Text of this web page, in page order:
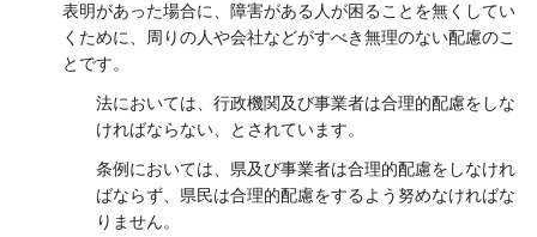
表明があった場合に、障害がある人が困ることを無くしてい
くために、周りの人や会社などがすべき無理のない配慮のこ
とです。
法においては、行政機関及び事業者は合理的配慮をしな
ければならない、とされています。
条例においては、県及び事業者は合理的配慮をしなけれ
ばならず、県民は合理的配慮をするよう努めなければな
りません。